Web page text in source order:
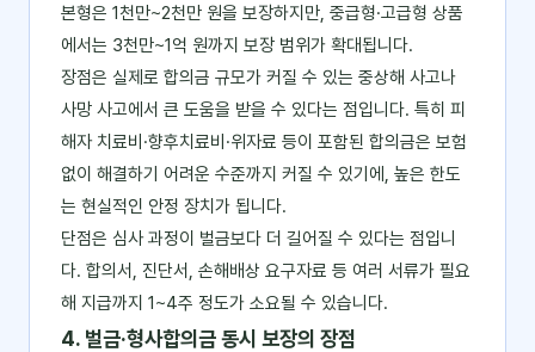
본형은 1천만~2천만 원을 보장하지만, 중급형·고급형 상품
에서는 3천만~1억 원까지 보장 범위가 확대됩니다.
장점은 실제로 합의금 규모가 커질 수 있는 중상해 사고나
사망 사고에서 큰 도움을 받을 수 있다는 점입니다. 특히 피
해자 치료비·향후치료비·위자료 등이 포함된 합의금은 보험
없이 해결하기 어려운 수준까지 커질 수 있기에, 높은 한도
는 현실적인 안정 장치가 됩니다.
단점은 심사 과정이 벌금보다 더 길어질 수 있다는 점입니
다. 합의서, 진단서, 손해배상 요구자료 등 여러 서류가 필요
해 지급까지 1~4주 정도가 소요될 수 있습니다.
4. 벌금·형사합의금 동시 보장의 장점